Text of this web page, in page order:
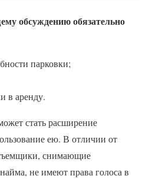
обсуждению обязательно
парковки;
в аренду.
стать расширение
ею. В отличии от
снимающие
не имеют права голоса в